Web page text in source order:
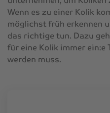
Wenn es zu einer Kolik
möglichst früh erkennen
das richtige tun. Dazu
für eine Kolik immer
werden muss.